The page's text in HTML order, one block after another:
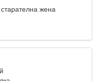
жена